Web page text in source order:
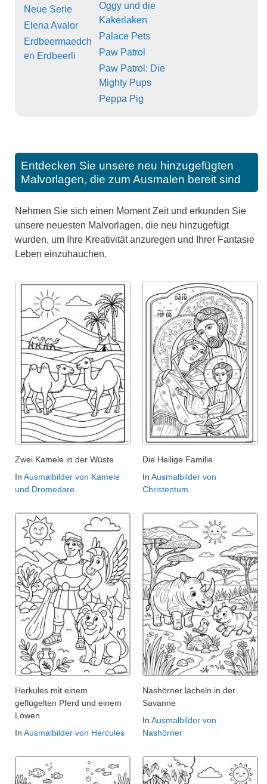
Neue Serie
Elena Avalor
Erdbeermaedch
en Erdbeerli
Oggy und die
Kakerlaken
Palace Pets
Paw Patrol
Paw Patrol: Die
Mighty Pups
Peppa Pig
Entdecken Sie unsere neu hinzugefügten
Malvorlagen, die zum Ausmalen bereit sind
Nehmen Sie sich einen Moment Zeit und erkunden Sie
unsere neuesten Malvorlagen, die neu hinzugefügt
wurden, um Ihre Kreativität anzuregen und Ihrer Fantasie
Leben einzuhauchen.
Zwei Kamele in der Wüste
In Ausmalbilder von Kamele
und Dromedare
Die Heilige Familie
In Ausmalbilder von
Christentum
Herkules mit einem
geflügelten Pferd und einem
Löwen
In Ausmalbilder von Hercules
Nashörner lächeln in der
Savanne
In Ausmalbilder von
Nashörner